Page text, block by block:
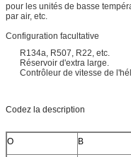
pour les unités de basse
par air, etc.
Configuration facultative
R134a, R507, R22, etc.
Réservoir d'extra large.
Contrôleur de vitesse de
Codez la description
O B